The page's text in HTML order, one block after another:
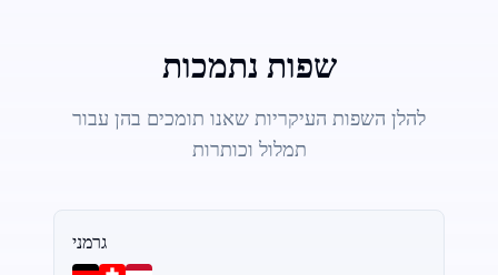
שפות נתמכות
להלן השפות העיקריות שאנו תומכים בהן עבור
תמלול וכותרות
גרמני